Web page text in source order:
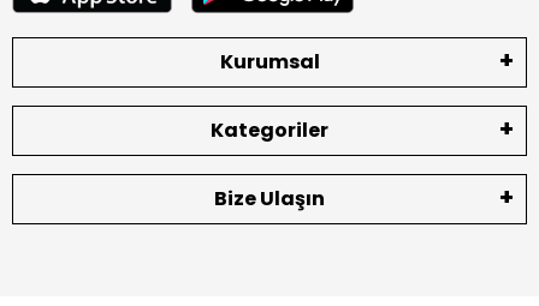
Kurumsal
Kategoriler
Bize Ulaşın